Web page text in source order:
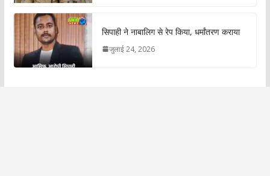
सिपाही ने नाबालिग से रेप किया, धर्मांतरण कराया
जुलाई 24, 2026